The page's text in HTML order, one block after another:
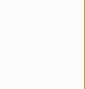
McDonald’s de
être démoli avant